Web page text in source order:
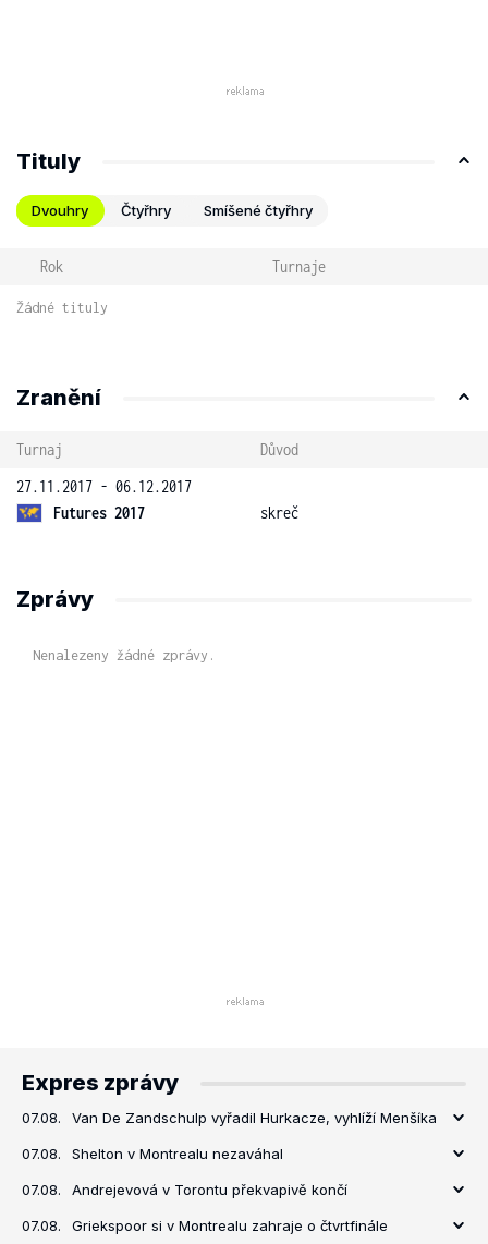
Tituly
Dvouhry Čtyřhry Smíšené čtyřhry
Rok Turnaje
Žádné tituly
Zranění
Turnaj
Důvod
27.11.2017 - 06.12.2017
Futures 2017
skreč
Zprávy
Nenalezeny žádné zprávy.
Expres zprávy
07.08. Van De Zandschulp vyřadil Hurkacze, vyhlíží Menšíka
07.08. Shelton v Montrealu nezaváhal
07.08. Andrejevová v Torontu překvapivě končí
07.08. Griekspoor si v Montrealu zahraje o čtvrtfinále